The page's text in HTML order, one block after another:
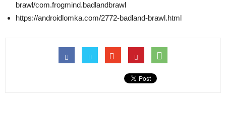
brawl/com.frogmind.badlandbrawl
https://androidlomka.com/2772-badland-brawl.html